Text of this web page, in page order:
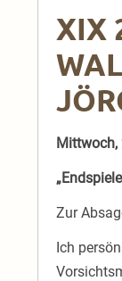
XIX
Mittwoch,
Zur
Ich